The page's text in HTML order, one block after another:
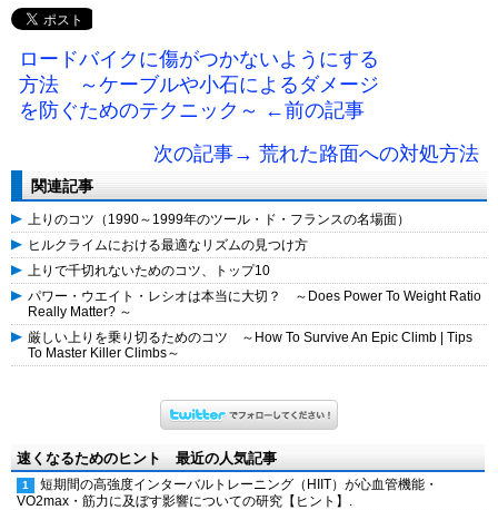
ロードバイクに傷がつかないようにする
方法 ～ケーブルや小石によるダメージ
を防ぐためのテクニック～ ←前の記事
次の記事→ 荒れた路面への対処方法
関連記事
上りのコツ（1990～1999年のツール・ド・フランスの名場面）
ヒルクライムにおける最適なリズムの見つけ方
上りで千切れないためのコツ、トップ10
パワー・ウエイト・レシオは本当に大切？ ～Does Power To Weight Ratio
Really Matter? ～
厳しい上りを乗り切るためのコツ ～How To Survive An Epic Climb | Tips
To Master Killer Climbs～
速くなるためのヒント 最近の人気記事
短期間の高強度インターバルトレーニング（HIIT）が心血管機能・
VO2max・筋力に及ぼす影響についての研究【ヒント】.